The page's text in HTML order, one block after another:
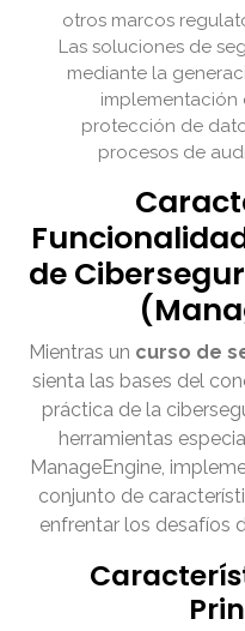
otros marcos
Las soluciones de
mediante la
implementación
protección de
procesos de
de
Mientras un curso de
sienta las bases del
práctica de la
herramientas
ManageEngine,
conjunto de
enfrentar los desafíos